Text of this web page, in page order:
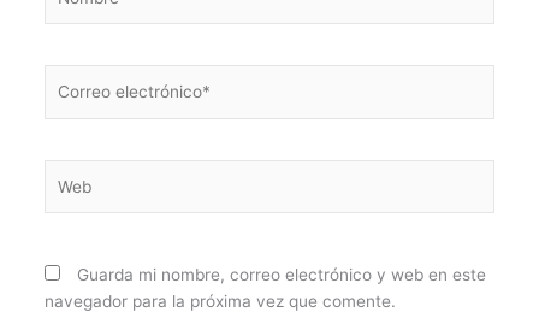
electrónico*
Guarda mi nombre, correo electrónico y web en este
navegador para la próxima vez que comente.